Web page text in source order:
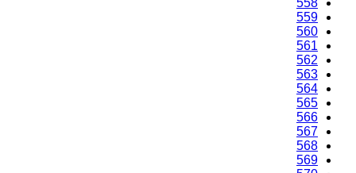
558
559
560
561
562
563
564
565
566
567
568
569